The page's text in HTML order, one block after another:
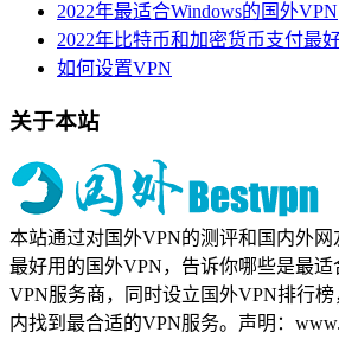
2022年最适合Windows的国外VPN
2022年比特币和加密货币支付最
如何设置VPN
关于本站
本站通过对国外VPN的测评和国内外
最好用的国外VPN，告诉你哪些是最适
VPN服务商，同时设立国外VPN排行榜
内找到最合适的VPN服务。声明：